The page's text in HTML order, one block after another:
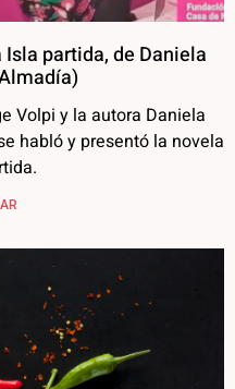
partida, de Daniela
Volpi y la autora Daniela
habló y presentó la novela